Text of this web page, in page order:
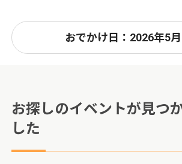
おでかけ日：2026年5月
お探しのイベントが見つ
した